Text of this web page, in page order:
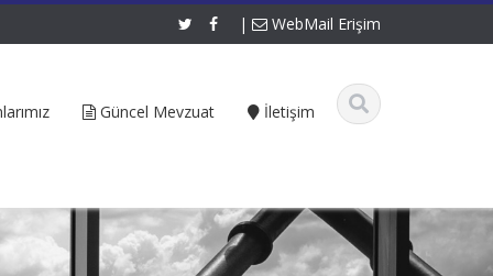
| WebMail Erişim
Güncel Mevzuat İletişim